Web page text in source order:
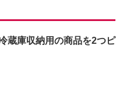
蔵庫収納用の商品を2つピ